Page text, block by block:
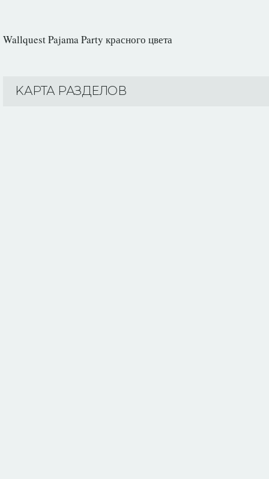
Wallquest Pajama Party красного цвета
KАРТА РАЗДЕЛОВ